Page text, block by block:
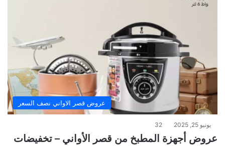
عروض قصر الاواني نصف السعر
يونيو 25, 2025 32
عروض أجهزة المطبخ من قصر الأواني – تخفيضات